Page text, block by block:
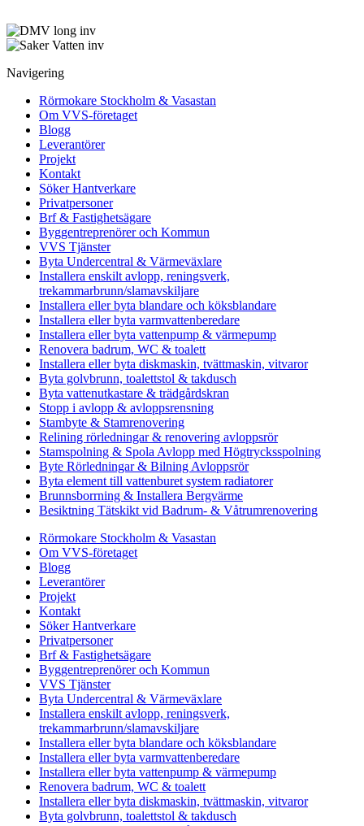
Navigering
Rörmokare Stockholm & Vasastan
Om VVS-företaget
Blogg
Leverantörer
Projekt
Kontakt
Söker Hantverkare
Privatpersoner
Brf & Fastighetsägare
Byggentreprenörer och Kommun
VVS Tjänster
Byta Undercentral & Värmeväxlare
Installera enskilt avlopp, reningsverk,
trekammarbrunn/slamavskiljare
Installera eller byta blandare och köksblandare
Installera eller byta varmvattenberedare
Installera eller byta vattenpump & värmepump
Renovera badrum, WC & toalett
Installera eller byta diskmaskin, tvättmaskin, vitvaror
Byta golvbrunn, toalettstol & takdusch
Byta vattenutkastare & trädgårdskran
Stopp i avlopp & avloppsrensning
Stambyte & Stamrenovering
Relining rörledningar & renovering avloppsrör
Stamspolning & Spola Avlopp med Högtrycksspolning
Byte Rörledningar & Bilning Avloppsrör
Byta element till vattenburet system radiatorer
Brunnsborrning & Installera Bergvärme
Besiktning Tätskikt vid Badrum- & Våtrumrenovering
Rörmokare Stockholm & Vasastan
Om VVS-företaget
Blogg
Leverantörer
Projekt
Kontakt
Söker Hantverkare
Privatpersoner
Brf & Fastighetsägare
Byggentreprenörer och Kommun
VVS Tjänster
Byta Undercentral & Värmeväxlare
Installera enskilt avlopp, reningsverk,
trekammarbrunn/slamavskiljare
Installera eller byta blandare och köksblandare
Installera eller byta varmvattenberedare
Installera eller byta vattenpump & värmepump
Renovera badrum, WC & toalett
Installera eller byta diskmaskin, tvättmaskin, vitvaror
Byta golvbrunn, toalettstol & takdusch